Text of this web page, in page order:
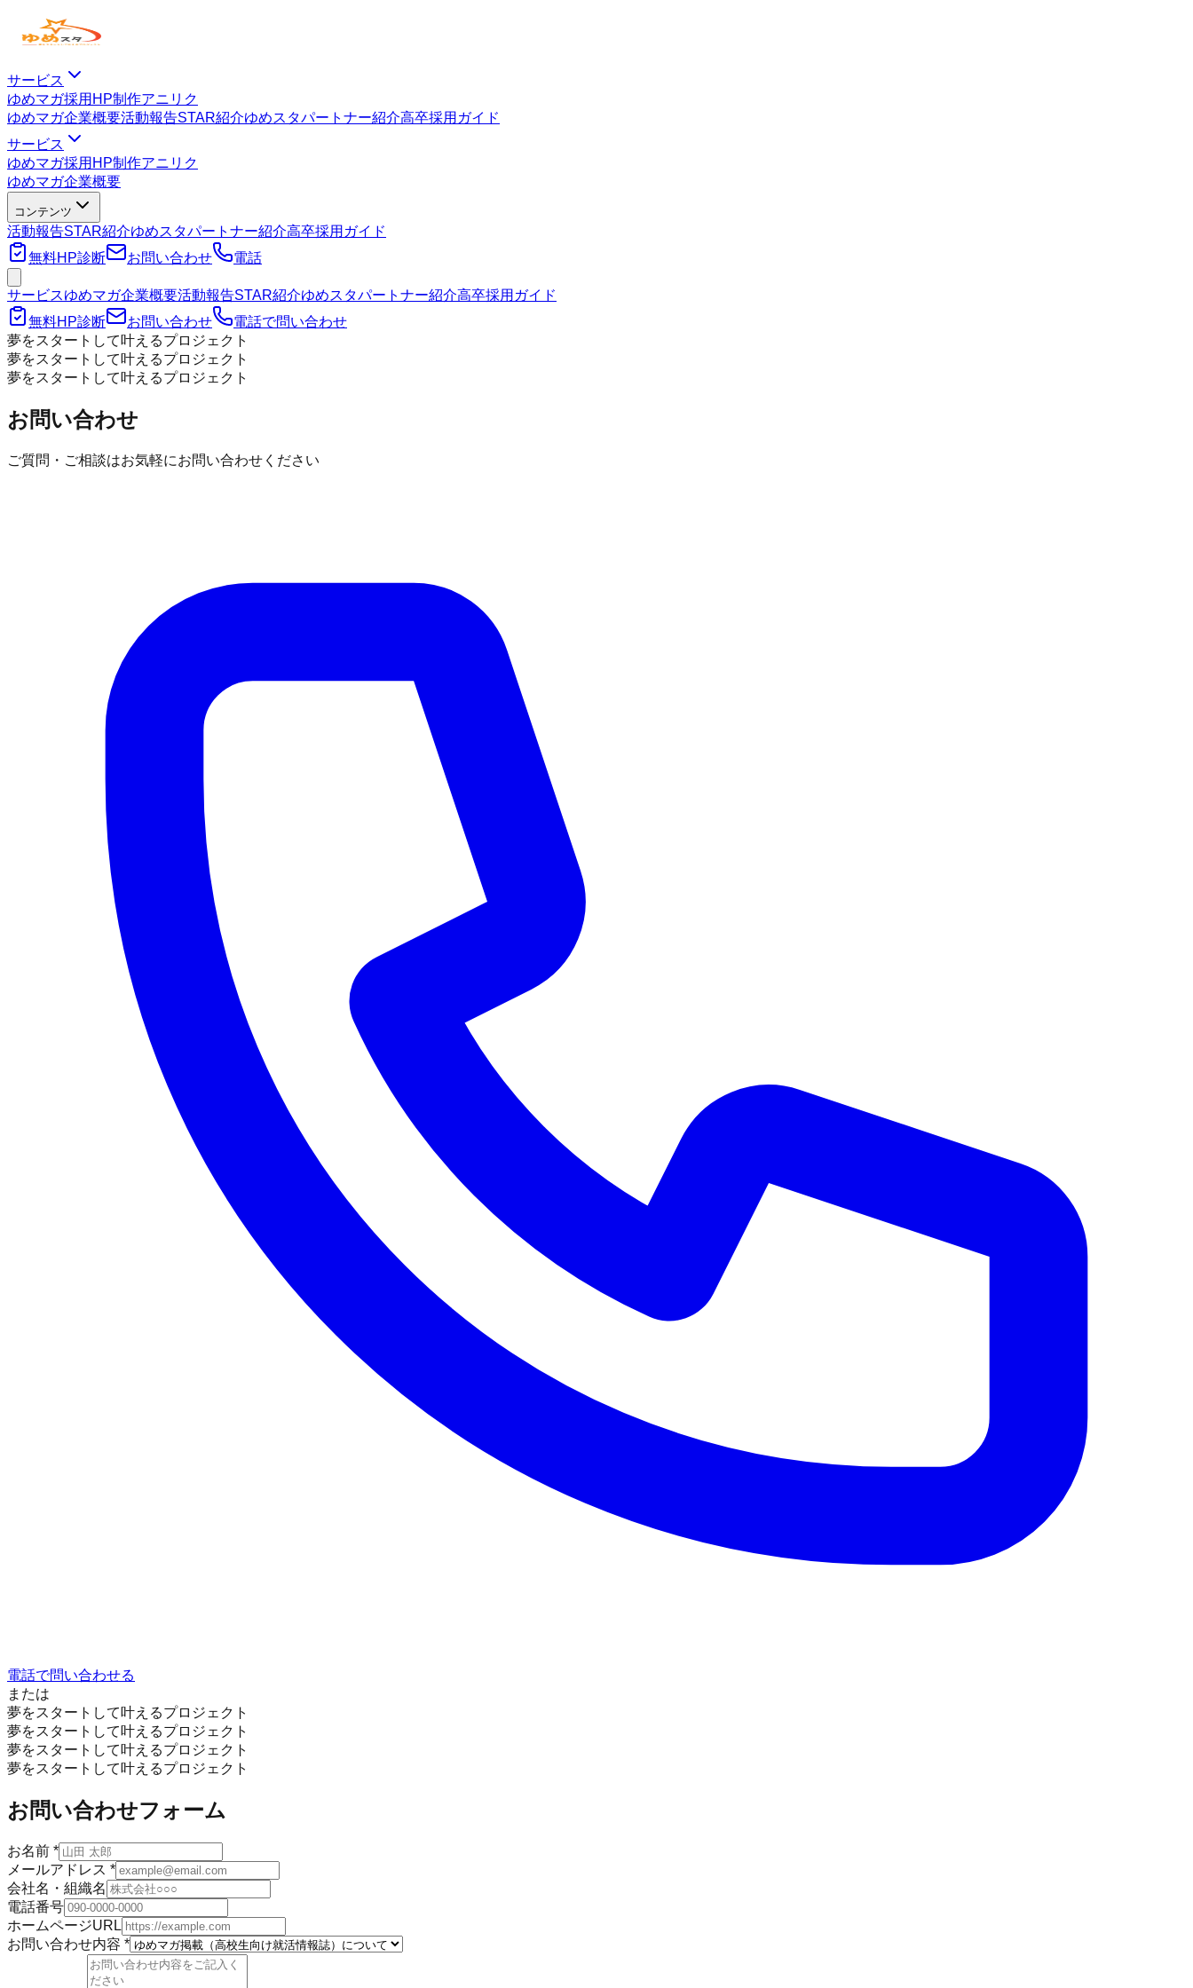
サービス
ゆめマガ採用HP制作アニリク
ゆめマガ企業概要活動報告STAR紹介ゆめスタパートナー紹介高卒採用ガイド
サービス
ゆめマガ採用HP制作アニリク
ゆめマガ企業概要
コンテンツ
活動報告STAR紹介ゆめスタパートナー紹介高卒採用ガイド
無料HP診断
お問い合わせ 電話
サービスゆめマガ企業概要活動報告STAR紹介ゆめスタパートナー紹介高卒採用ガイド
無料HP診断
お問い合わせ
電話で問い合わせ
夢をスタートして叶えるプロジェクト
夢をスタートして叶えるプロジェクト
夢をスタートして叶えるプロジェクト
お問い合わせ
ご質問・ご相談はお気軽にお問い合わせください
電話で問い合わせる
または
夢をスタートして叶えるプロジェクト
夢をスタートして叶えるプロジェクト
夢をスタートして叶えるプロジェクト
夢をスタートして叶えるプロジェクト
お問い合わせフォーム
お名前 *
メールアドレス *
会社名・組織名
電話番号
ホームページURL
お問い合わせ内容 *